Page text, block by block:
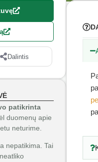
Dalintis
patikrinta
duomenų apie
neturime.
nepatikima. Tai